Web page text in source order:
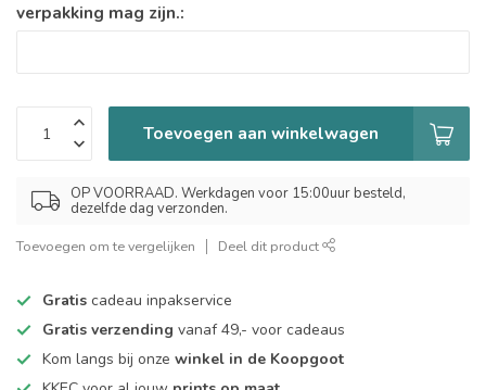
verpakking mag zijn.:
Toevoegen aan winkelwagen
OP VOORRAAD. Werkdagen voor 15:00uur besteld,
dezelfde dag verzonden.
Toevoegen om te vergelijken Deel dit product
Gratis cadeau inpakservice
Gratis verzending vanaf 49,- voor cadeaus
Kom langs bij onze winkel in de Koopgoot